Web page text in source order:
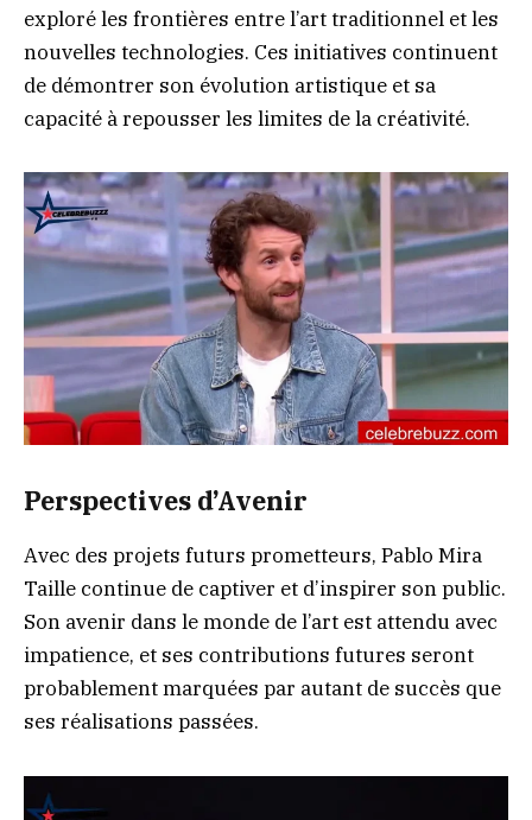
exploré les frontières entre l’art traditionnel et les
nouvelles technologies. Ces initiatives continuent
de démontrer son évolution artistique et sa
capacité à repousser les limites de la créativité.
Perspectives d’Avenir
Avec des projets futurs prometteurs, Pablo Mira
Taille continue de captiver et d’inspirer son public.
Son avenir dans le monde de l’art est attendu avec
impatience, et ses contributions futures seront
probablement marquées par autant de succès que
ses réalisations passées.